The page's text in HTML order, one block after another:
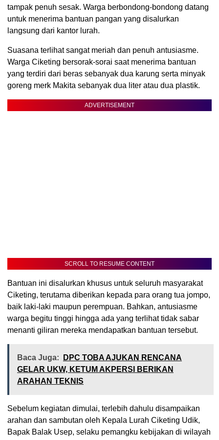
tampak penuh sesak. Warga berbondong-bondong datang
untuk menerima bantuan pangan yang disalurkan
langsung dari kantor lurah.
Suasana terlihat sangat meriah dan penuh antusiasme.
Warga Ciketing bersorak-sorai saat menerima bantuan
yang terdiri dari beras sebanyak dua karung serta minyak
goreng merk Makita sebanyak dua liter atau dua plastik.
ADVERTISEMENT
SCROLL TO RESUME CONTENT
Bantuan ini disalurkan khusus untuk seluruh masyarakat
Ciketing, terutama diberikan kepada para orang tua jompo,
baik laki-laki maupun perempuan. Bahkan, antusiasme
warga begitu tinggi hingga ada yang terlihat tidak sabar
menanti giliran mereka mendapatkan bantuan tersebut.
Baca Juga:
DPC TOBA AJUKAN RENCANA
GELAR UKW, KETUM AKPERSI BERIKAN
ARAHAN TEKNIS
Sebelum kegiatan dimulai, terlebih dahulu disampaikan
arahan dan sambutan oleh Kepala Lurah Ciketing Udik,
Bapak Balak Usep, selaku pemangku kebijakan di wilayah